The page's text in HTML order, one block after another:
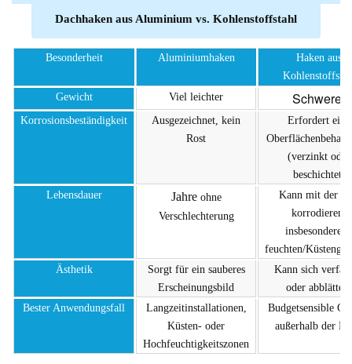
Dachhaken aus Aluminium vs. Kohlenstoffstahl
Besonderheit Aluminiumhaken
Haken aus
Gewicht
Viel leichter Schwerer
Korrosionsbeständigkeit
Ausgezeichnet, kein
Rost
Erfordert eine
(verzinkt oder
beschichtet)
Lebensdauer
Jahre ohne
Verschlechterung
Kann mit der
korrodieren,
insbesondere
feuchten/
Ästhetik
Sorgt für ein sauberes
Erscheinungsbild
Kann sich
oder abblättern
Bester Anwendungsfall
Langzeitinstallationen,
Küsten- oder
Hochfeuchtigkeitszonen
Budgetsensible
außerhalb der